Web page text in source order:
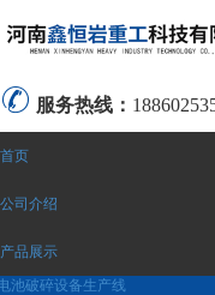
服务热线：
首页
公司介绍
产品展示
池破碎设备生产线